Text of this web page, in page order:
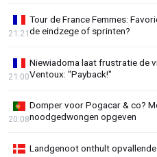
Tour de France Femmes:
de eindzege of sprinten?
21:21
Niewiadoma laat frustratie de
Ventoux: "Payback!"
21:00
Domper voor Pogacar & co?
noodgedwongen opgeven
20:08
Landgenoot onthult